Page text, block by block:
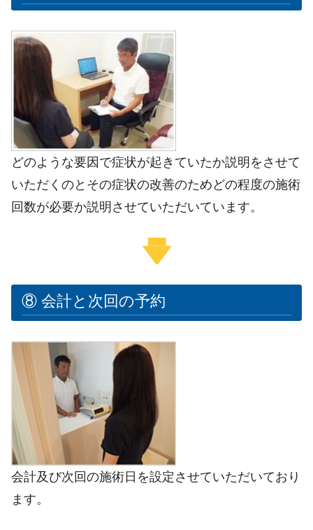
どのような要因で症状が起きていたか説明をさせて
いただくのとその症状の改善のためどの程度の施術
回数が必要か説明させていただいています。
⑧ 会計と次回の予約
会計及び次回の施術日を設定させていただいており
ます。